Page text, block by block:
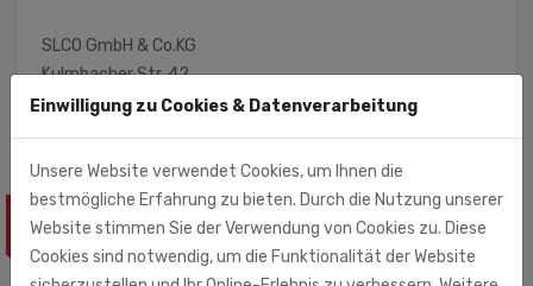
SLCO GmbH & Co.KG
Kulmbacher Str. 42
95512 Neudrossenfeld
ÄHNLICHE PRODUKTE
Einwilligung zu Cookies & Datenverarbeitung
Unsere Website verwendet Cookies, um Ihnen die
bestmögliche Erfahrung zu bieten. Durch die Nutzung unserer
Website stimmen Sie der Verwendung von Cookies zu. Diese
Cookies sind notwendig, um die Funktionalität der Website